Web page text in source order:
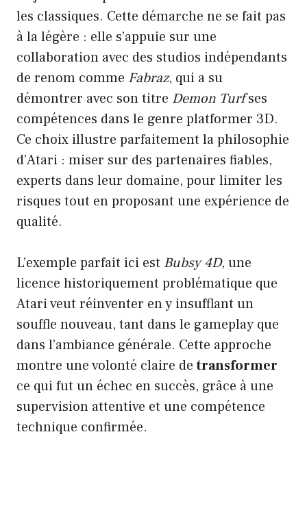
les classiques. Cette démarche ne se fait pas
à la légère : elle s’appuie sur une
collaboration avec des studios indépendants
de renom comme Fabraz, qui a su
démontrer avec son titre Demon Turfses
compétences dans le genre platformer 3D.
Ce choix illustre parfaitement la philosophie
d’Atari : miser sur des partenaires fiables,
experts dans leur domaine, pour limiter les
risques tout en proposant une expérience de
qualité.
L’exemple parfait ici est Bubsy 4D, une
licence historiquement problématique que
Atari veut réinventer en y insufflant un
souffle nouveau, tant dans le gameplay que
dans l’ambiance générale. Cette approche
montre une volonté claire detransformer
ce qui fut un échec en succès, grâce à une
supervision attentive et une compétence
technique confirmée.